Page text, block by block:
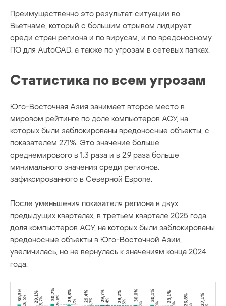
Преимущественно это результат ситуации во
Вьетнаме, который с большим отрывом лидирует
среди стран региона и по вирусам, и по вредоносному
ПО для AutoCAD, а также по угрозам в сетевых папках.
Статистика по всем угрозам
Юго-Восточная Азия занимает второе место в
мировом рейтинге по доле компьютеров АСУ, на
которых были заблокированы вредоносные объекты, с
показателем 27,1%. Это значение больше
среднемирового в 1,3 раза и в 2,9 раза больше
минимального значения среди регионов,
зафиксированного в Северной Европе.
После уменьшения показателя региона в двух
предыдущих кварталах, в третьем квартале 2025 года
доля компьютеров АСУ, на которых были заблокированы
вредоносные объекты в Юго-Восточной Азии,
увеличилась, но не вернулась к значениям конца 2024
года.